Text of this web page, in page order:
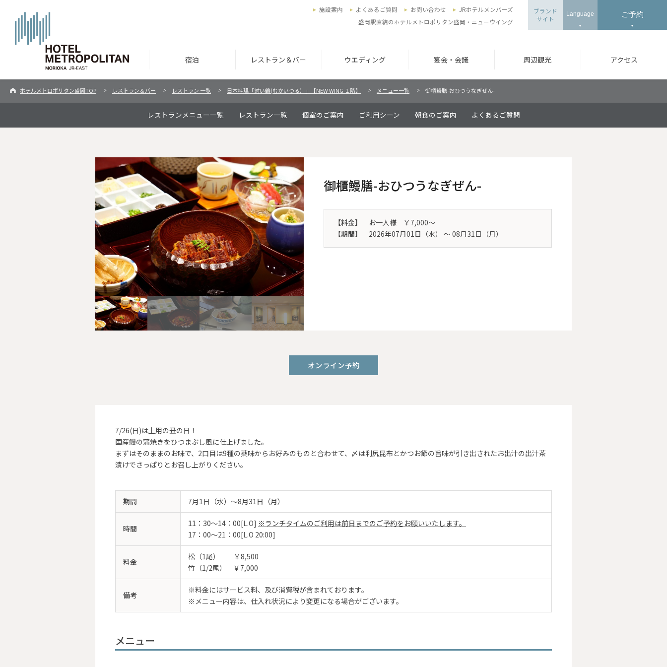
宿泊 レストラン＆バー ウエディング 宴会・会議 周辺観光 アクセス
施設案内 よくあるご質問 お問い合わせ
JRホテルメンバーズ
盛岡駅直結のホテルメトロポリタン盛岡・ニューウイング
ブランド
サイト
Language ご予約
ホテルメトロポリタン盛岡TOP レストラン＆バー レストラン 一覧 日本料理「対い鶴(むかいつる）」【NEW WING １階】 メニュー一覧 御櫃鰻膳-おひつうなぎぜん-
レストランメニュー一覧 レストラン一覧 個室のご案内 ご利用シーン 朝食のご案内 よくあるご質問
御櫃鰻膳-おひつうなぎぜん-
【料金】
お一人様 ￥7,000～
【期間】
2026年07月01日（水） 〜 08月31日（月）
オンライン予約
7/26(日)は土用の丑の日！
国産鰻の蒲焼きをひつまぶし風に仕上げました。
まずはそのままのお味で、2口目は9種の薬味からお好みのものと合わせて、〆は利尻昆布とかつお節の旨味が引き出されたお出汁の出汁茶
漬けでさっぱりとお召し上がりください。
期間 7月1日（水）～8月31日（月）
時間
11：30～14：00[L.O] ※ランチタイムのご利用は前日までのご予約をお願いいたします。
17：00～21：00[L.O 20:00]
料金
松（1尾） ￥8,500
竹（1/2尾） ￥7,000
備考
※料金にはサービス料、及び消費税が含まれております。
※メニュー内容は、仕入れ状況により変更になる場合がございます。
メニュー